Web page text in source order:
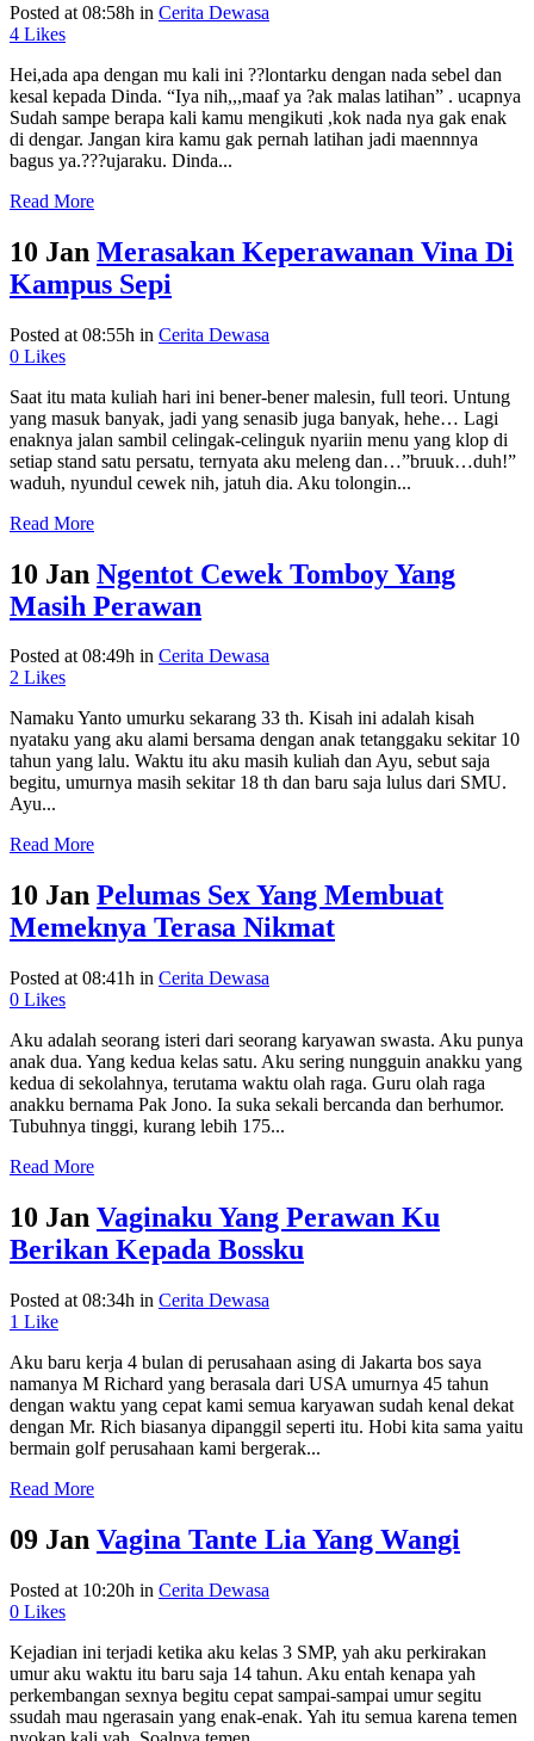
Posted at 08:58h in Cerita Dewasa
4 Likes
Hei,ada apa dengan mu kali ini ??lontarku dengan nada sebel dan
kesal kepada Dinda. “Iya nih,,,maaf ya ?ak malas latihan” . ucapnya
Sudah sampe berapa kali kamu mengikuti ,kok nada nya gak enak
di dengar. Jangan kira kamu gak pernah latihan jadi maennnya
bagus ya.???ujaraku. Dinda...
Read More
10 Jan Merasakan Keperawanan Vina Di
Kampus Sepi
Posted at 08:55h in Cerita Dewasa
0 Likes
Saat itu mata kuliah hari ini bener-bener malesin, full teori. Untung
yang masuk banyak, jadi yang senasib juga banyak, hehe… Lagi
enaknya jalan sambil celingak-celinguk nyariin menu yang klop di
setiap stand satu persatu, ternyata aku meleng dan…”bruuk…duh!”
waduh, nyundul cewek nih, jatuh dia. Aku tolongin...
Read More
10 Jan Ngentot Cewek Tomboy Yang
Masih Perawan
Posted at 08:49h in Cerita Dewasa
2 Likes
Namaku Yanto umurku sekarang 33 th. Kisah ini adalah kisah
nyataku yang aku alami bersama dengan anak tetanggaku sekitar 10
tahun yang lalu. Waktu itu aku masih kuliah dan Ayu, sebut saja
begitu, umurnya masih sekitar 18 th dan baru saja lulus dari SMU.
Ayu...
Read More
10 Jan Pelumas Sex Yang Membuat
Memeknya Terasa Nikmat
Posted at 08:41h in Cerita Dewasa
0 Likes
Aku adalah seorang isteri dari seorang karyawan swasta. Aku punya
anak dua. Yang kedua kelas satu. Aku sering nungguin anakku yang
kedua di sekolahnya, terutama waktu olah raga. Guru olah raga
anakku bernama Pak Jono. Ia suka sekali bercanda dan berhumor.
Tubuhnya tinggi, kurang lebih 175...
Read More
10 Jan Vaginaku Yang Perawan Ku
Berikan Kepada Bossku
Posted at 08:34h in Cerita Dewasa
1 Like
Aku baru kerja 4 bulan di perusahaan asing di Jakarta bos saya
namanya M Richard yang berasala dari USA umurnya 45 tahun
dengan waktu yang cepat kami semua karyawan sudah kenal dekat
dengan Mr. Rich biasanya dipanggil seperti itu. Hobi kita sama yaitu
bermain golf perusahaan kami bergerak...
Read More
09 Jan Vagina Tante Lia Yang Wangi
Posted at 10:20h in Cerita Dewasa
0 Likes
Kejadian ini terjadi ketika aku kelas 3 SMP, yah aku perkirakan
umur aku waktu itu baru saja 14 tahun. Aku entah kenapa yah
perkembangan sexnya begitu cepat sampai-sampai umur segitu
ssudah mau ngerasain yang enak-enak. Yah itu semua karena temen